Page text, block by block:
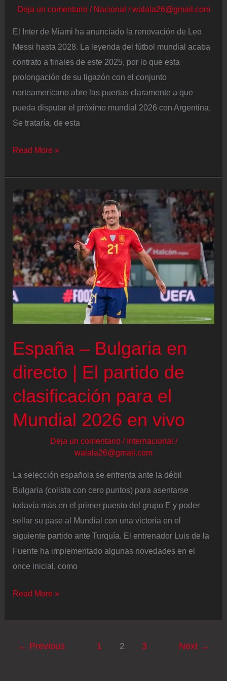
en
la
fase
de
grupos
del
Mundial
Deja un comentario / Nacional /walala26@gmail.com
El Inter de Miami ha anunciado la renovación de Leo
Messi hasta 2028. La leyenda del fútbol mundial acaba
contrato a finales de este 2025, por lo que esta
prolongación de su ligazón con el conjunto
norteamericano abre las puertas claramente a que
pueda disputar el próximo mundial 2026 con Argentina.
Se trataría, de esta
Messi
con
el
Inter
de
Miami
hasta
2028
Read More »
España – Bulgaria en
directo | El partido de
clasificación para el
Mundial 2026 en vivo
Deja un comentario / Internacional /
walala26@gmail.com
La selección española se enfrenta ante la débil
Bulgaria (colista con cero puntos) para asentarse
todavía más en el primer puesto del grupo E y poder
sellar su pase al Mundial con una victoria en el
siguiente partido ante Turquía. El entrenador Luis de la
Fuente ha implementado algunas novedades en el
once inicial, como
España
Read More »
← Previous 1 2 3 Next →